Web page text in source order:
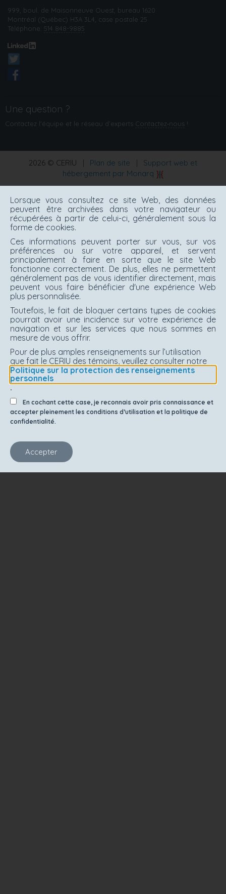
999, boul. de Maisonneuve Ouest, bureau 1620
Montréal (Québec) H3A 3L4, case postale 25
Téléphone: 514 848-9885
Une question ?
Contactez l'équipe et le réseau d’experts Contactez‑nous !
2026 © CERIU Plan de site
Support web et
hébergement par Monarq
Lorsque vous consultez ce site Web, des données
peuvent être archivées dans votre navigateur ou
récupérées à partir de celui-ci, généralement sous la
forme de cookies.
Ces informations peuvent porter sur vous, sur vos
préférences ou sur votre appareil, et servent
principalement à faire en sorte que le site Web
fonctionne correctement. De plus, elles ne permettent
généralement pas de vous identifier directement, mais
peuvent vous faire bénéficier d'une expérience Web
plus personnalisée.
Toutefois, le fait de bloquer certains types de cookies
pourrait avoir une incidence sur votre expérience de
navigation et sur les services que nous sommes en
mesure de vous offrir.
Pour de plus amples renseignements sur l’utilisation
que fait le CERIU des témoins, veuillez consulter notre
Politique sur la protection des renseignements
personnels
.
En cochant cette case, je reconnais avoir pris connaissance et
accepter pleinement les conditions d’utilisation et la politique de
confidentialité.
Accepter